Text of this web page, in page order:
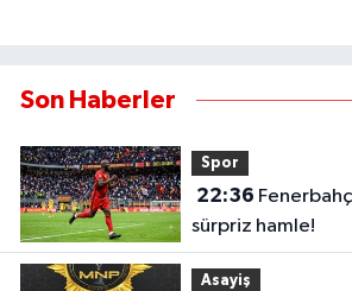
Son Haberler
Spor
22:36
sürpriz hamle!
Asayiş